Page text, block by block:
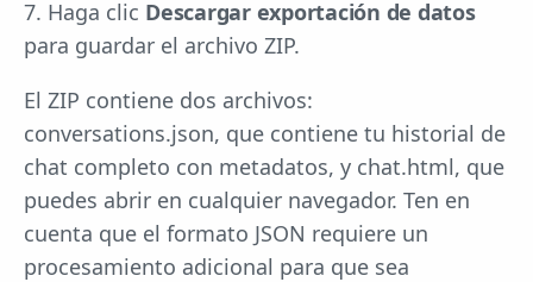
7. Haga clic Descargar exportación de datos
para guardar el archivo ZIP.
El ZIP contiene dos archivos:
conversations.json, que contiene tu historial de
chat completo con metadatos, y chat.html, que
puedes abrir en cualquier navegador. Ten en
cuenta que el formato JSON requiere un
procesamiento adicional para que sea